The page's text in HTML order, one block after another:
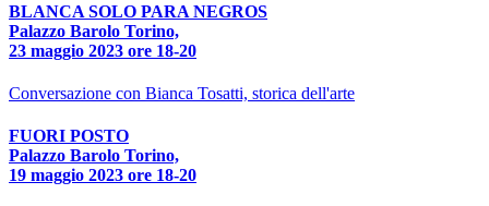
BLANCA SOLO PARA NEGROS
Palazzo Barolo Torino,
23 maggio 2023 ore 18-20
Conversazione con Bianca Tosatti, storica dell'arte
FUORI POSTO
Palazzo Barolo Torino,
19 maggio 2023 ore 18-20